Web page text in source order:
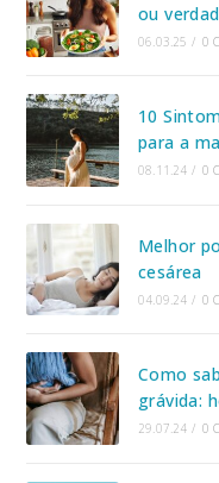
ou
06.03.25 / 0
10
para a
08.11.24 / 0
Melhor
cesárea
04.09.24 / 0
Como
grávida:
29.07.24 / 0